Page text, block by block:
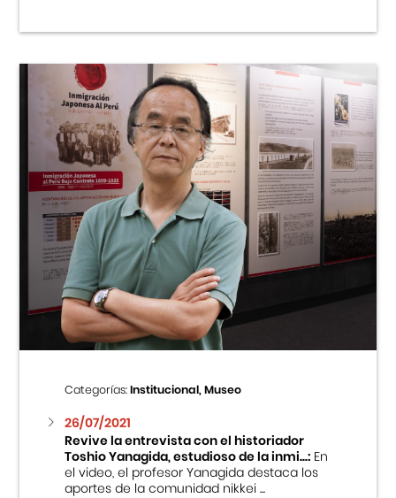
Categorías:Institucional, Museo
26/07/2021
Revive la entrevista con el historiador
Toshio Yanagida, estudioso de la inmi...:En
el video, el profesor Yanagida destaca los
aportes de la comunidad nikkei ...